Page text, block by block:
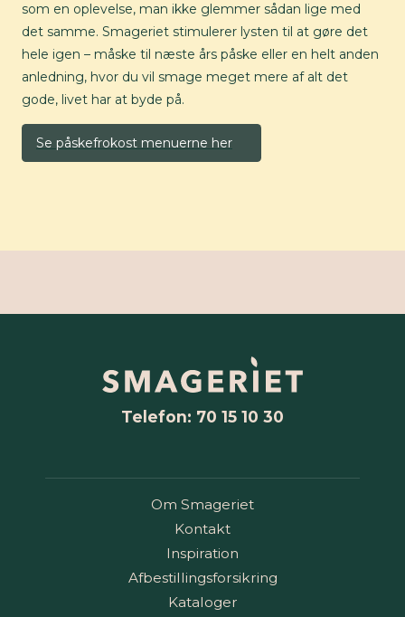
som en oplevelse, man ikke glemmer sådan lige med
det samme. Smageriet stimulerer lysten til at gøre det
hele igen – måske til næste års påske eller en helt anden
anledning, hvor du vil smage meget mere af alt det
gode, livet har at byde på.
Se påskefrokost menuerne her
Telefon: 70 15 10 30
Om Smageriet
Kontakt
Inspiration
Afbestillingsforsikring
Kataloger